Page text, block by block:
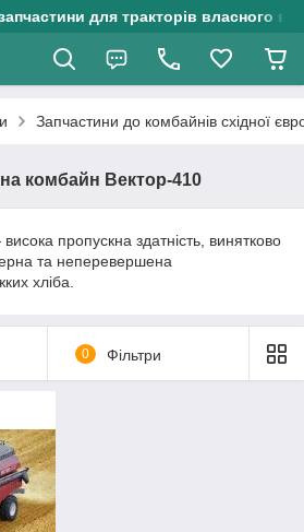
для тракторів власного
Запчастини до комбайнів східної
комбайн Вектор-410
пропускна здатність, винятково
та неперевершена
хліба.
0 Фільтри